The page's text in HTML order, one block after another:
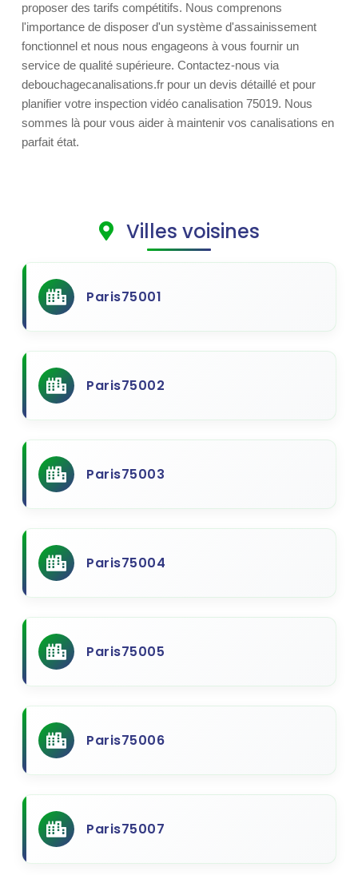
proposer des tarifs compétitifs. Nous comprenons
l'importance de disposer d'un système d'assainissement
fonctionnel et nous nous engageons à vous fournir un
service de qualité supérieure. Contactez-nous via
debouchagecanalisations.fr pour un devis détaillé et pour
planifier votre inspection vidéo canalisation 75019. Nous
sommes là pour vous aider à maintenir vos canalisations en
parfait état.
Villes voisines
Paris75001
Paris75002
Paris75003
Paris75004
Paris75005
Paris75006
Paris75007